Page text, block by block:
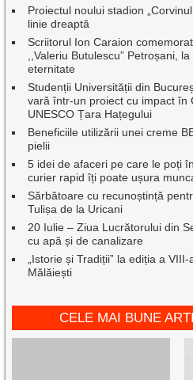
Proiectul noului stadion
linie dreaptă
Scriitorul Ion Caraion
,,Valeriu Butulescu” Petroșani,
eternitate
Studenții Universității din
vară într-un proiect cu impact în
UNESCO Țara Hațegului
Beneficiile utilizării unei creme
pielii
5 idei de afaceri pe care le poți
curier rapid îți poate ușura
Sărbătoare cu recunoștință
Tulișa de la Uricani
20 Iulie – Ziua Lucrătorului din
cu apă și de canalizare
„Istorie și Tradiții” la ediția a
Mălăiești
CELE MAI BUNE